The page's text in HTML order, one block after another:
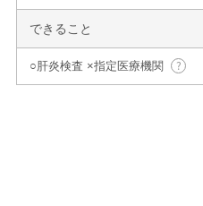
できること
○肝炎検査 ×指定医療機関